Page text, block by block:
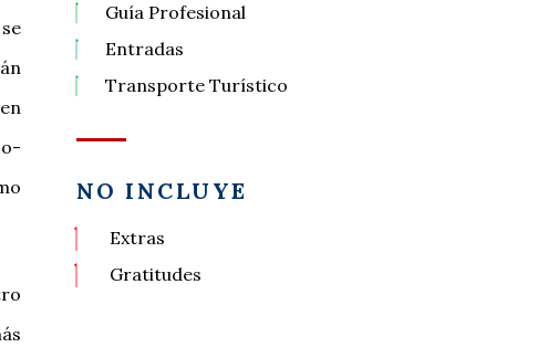
Guía Profesional
Entradas
Transporte Turístico
NO INCLUYE
Extras
Gratitudes